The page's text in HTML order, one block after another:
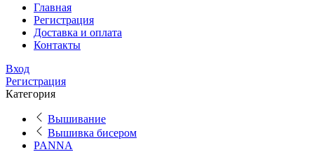
Главная
Регистрация
Доставка и оплата
Контакты
Вход
Регистрация
Категория
Вышивание
Вышивка бисером
PANNA